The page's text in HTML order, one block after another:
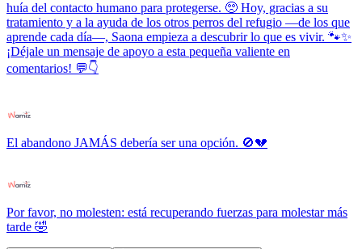
huía del contacto humano para protegerse. 🥺 Hoy, gracias a su
tratamiento y a la ayuda de los otros perros del refugio —de los que
aprende cada día—, Saona empieza a descubrir lo que es vivir. 🐾✨
¡Déjale un mensaje de apoyo a esta pequeña valiente en
comentarios! 💬👇
El abandono JAMÁS debería ser una opción. 🚫💔
Por favor, no molesten: está recuperando fuerzas para molestar más
tarde 🤣